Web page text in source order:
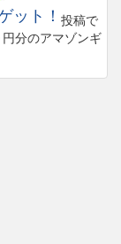
ット！ 投稿で
分のアマゾンギ